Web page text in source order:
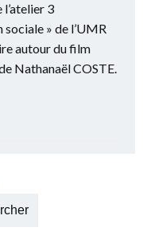
3
» de l’UMR
autour du film
Nathanaël COSTE.